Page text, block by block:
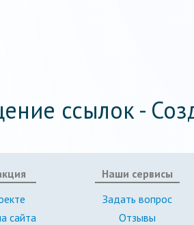
ссылок -
сайта
Наши сервисы
Задать вопрос
Отзывы